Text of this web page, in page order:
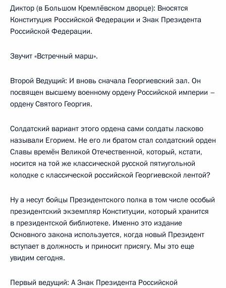
Диктор (в Большом Кремлёвском дворце): Вносятся
Конституция Российской Федерации и Знак Президента
Российской Федерации.
Звучит «Встречный марш».
Второй Ведущий: И вновь сначала Георгиевский зал. Он
посвящен высшему военному ордену Российской империи –
ордену Святого Георгия.
Солдатский вариант этого ордена сами солдаты ласково
называли Егорием. Не его ли братом стал солдатский орден
Славы времён Великой Отечественной, который, кстати,
носится на той же классической русской пятиугольной
колодке с классической российской Георгиевской лентой?
Ну а несут бойцы Президентского полка в том числе особый
президентский экземпляр Конституции, который хранится
в президентской библиотеке. Именно это издание
Основного закона используется, когда новый Президент
вступает в должность и приносит присягу. Мы это еще
увидим сегодня.
Первый ведущий: А Знак Президента Российской